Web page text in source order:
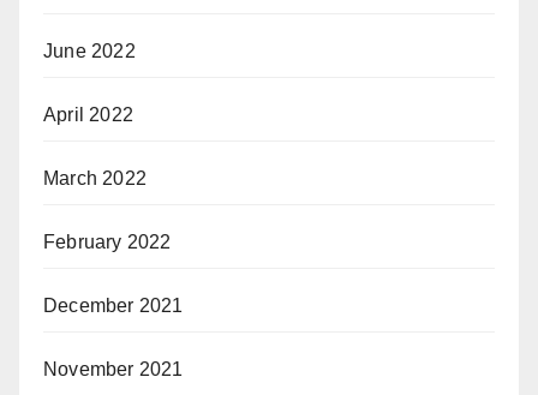
June 2022
April 2022
March 2022
February 2022
December 2021
November 2021